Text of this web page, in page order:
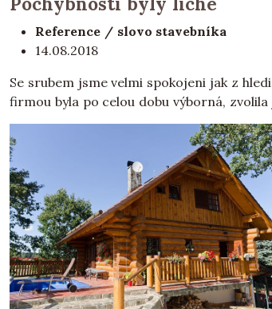
Reference / slovo stavebníka
14.08.2018
Se srubem jsme velmi spokojeni jak z
firmou byla po celou dobu výborná,